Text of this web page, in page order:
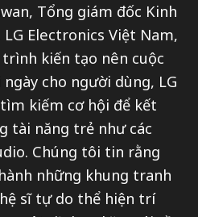
Tổng giám đốc Kinh
Electronics Việt Nam,
kiến tạo nên cuộc
cho người dùng, LG
kiếm cơ hội để kết
tài năng trẻ như các
Chúng tôi tin rằng
những khung tranh
sĩ tự do thể hiện trí